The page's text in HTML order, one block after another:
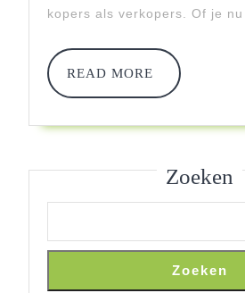
kopers als verkopers. Of je nu
READ MORE
READ
MORE
Zoeken
Zoeken